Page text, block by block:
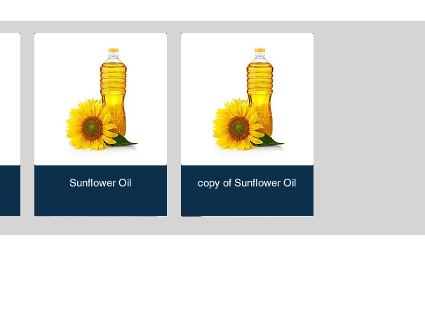
copy of Sunflower Oil
Sunflower Oil